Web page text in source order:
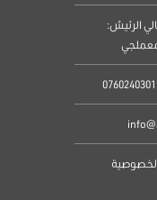
الرئيسُ: